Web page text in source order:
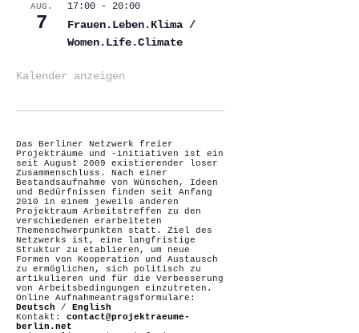
AUG.
7
17:00 - 20:00
Frauen.Leben.Klima /
Women.Life.Climate
Kalender anzeigen
Das Berliner Netzwerk freier
Projekträume und -initiativen ist ein
seit August 2009 existierender loser
Zusammenschluss. Nach einer
Bestandsaufnahme von Wünschen, Ideen
und Bedürfnissen finden seit Anfang
2010 in einem jeweils anderen
Projektraum Arbeitstreffen zu den
verschiedenen erarbeiteten
Themenschwerpunkten statt. Ziel des
Netzwerks ist, eine langfristige
Struktur zu etablieren, um neue
Formen von Kooperation und Austausch
zu ermöglichen, sich politisch zu
artikulieren und für die Verbesserung
von Arbeitsbedingungen einzutreten.
Online Aufnahmeantragsformulare:
Deutsch / English
Kontakt: contact@projektraeume-
berlin.net